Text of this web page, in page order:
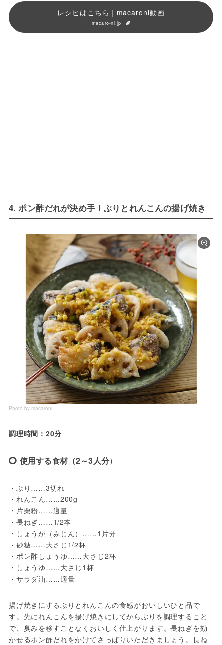
レシピはこちら｜macaroni動画
macaro-ni.jp
4. ポン酢だれが決め手！ぶりとれんこんの揚げ焼き
Photo by macaroni
調理時間：20分
使用する食材（2～3人分）
・ぶり……3切れ
・れんこん……200g
・片栗粉……適量
・長ねぎ……1/2本
・しょうが（みじん）……1片分
・砂糖……大さじ1/2杯
・ポン酢しょうゆ……大さじ2杯
・しょうゆ……大さじ1杯
・サラダ油……適量
揚げ焼きにするぶりとれんこんの食感がおいしいひと品で
す。先にれんこんを揚げ焼きにしてからぶりを調理すること
で、臭みを移すことなくおいしく仕上がります。長ねぎを効
かせるポン酢だれをかけてさっぱりいただきましょう。長ね